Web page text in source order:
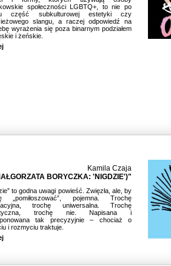
społeczności LGBTQ+, to nie po
część subkulturowej estetyki czy
slangu, a raczej odpowiedź na
wyrażenia się poza binarnym podziałem
i żeńskie.
Kamila Czaja
BORYCZKA: 'NIGDZIE')"
to godna uwagi powieść. Zwięzła, ale, by
„pomiłoszować”, pojemna. Trochę
trochę uniwersalna. Trochę
trochę nie. Napisana i
tak precyzyjnie – chociaż o
i rozmyciu traktuje.